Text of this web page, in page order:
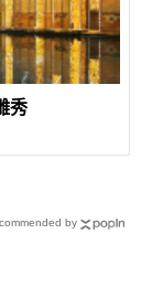
秀
by